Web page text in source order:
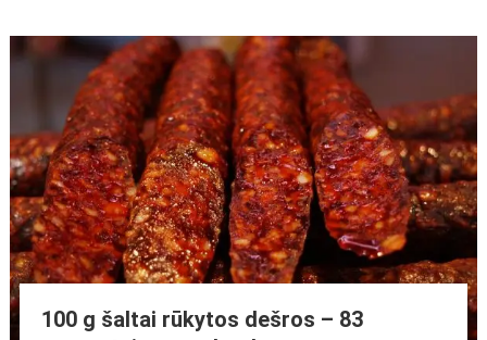
100 g šaltai rūkytos dešros – 83